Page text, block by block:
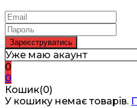
Уже маю акаунт
0
0
Кошик(0)
У кошику немає товарів.